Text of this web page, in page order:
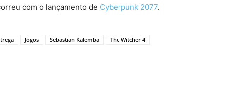
com o lançamento de Cyberpunk 2077.
Jogos Sebastian Kalemba The Witcher 4